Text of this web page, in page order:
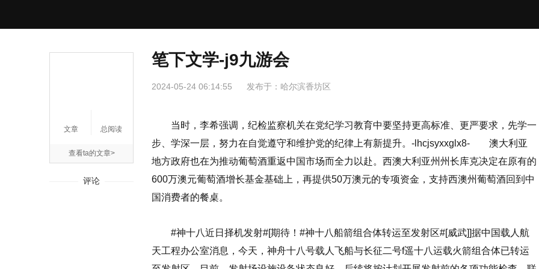
文章 总阅读
查看ta的文章>
评论
笔下文学-j9九游会
2024-05-24 06:14:55 发布于： 哈尔滨香坊区
当时，李希强调，纪检监察机关在党纪学习教育中要坚持更高标准、更严要求，先学一
步、学深一层，努力在自觉遵守和维护党的纪律上有新提升。 -lhcjsyxxglx8- 澳大利亚
地方政府也在为推动葡萄酒重返中国市场而全力以赴。西澳大利亚州州长库克决定在原有的
600万澳元葡萄酒增长基金基础上，再提供50万澳元的专项资金，支持西澳州葡萄酒回到中
国消费者的餐桌。
#神十八近日择机发射#[期待！#神十八船箭组合体转运至发射区#[威武]]据中国载人航
天工程办公室消息，今天，神舟十八号载人飞船与长征二号f遥十八运载火箭组合体已转运